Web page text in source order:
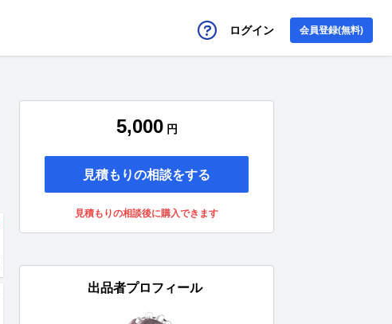
ログイン 会員登録(無料)
5,000 円
見積もりの相談をする
見積もりの相談後に購入できます
出品者プロフィール